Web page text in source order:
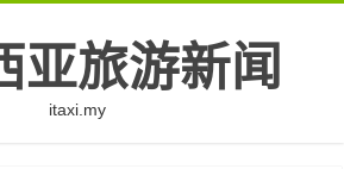
亚旅游新闻
itaxi.my